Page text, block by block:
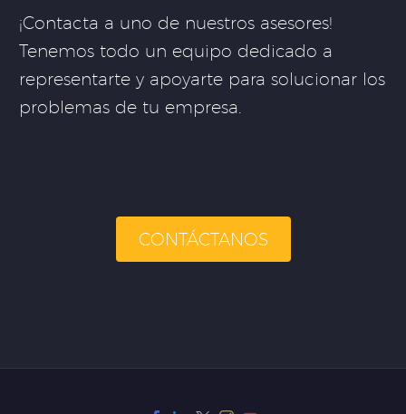
¡Contacta a uno de nuestros asesores!
Tenemos todo un equipo dedicado a
representarte y apoyarte para solucionar los
problemas de tu empresa.
CONTÁCTANOS